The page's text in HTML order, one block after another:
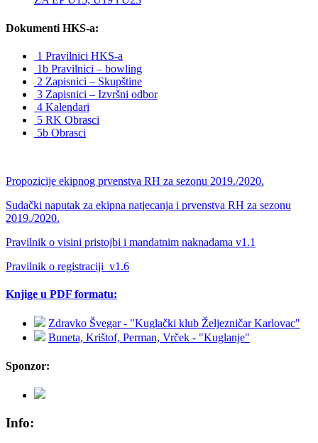
Dokumenti HKS-a:
1 Pravilnici HKS-a
1b Pravilnici – bowling
2 Zapisnici – Skupštine
3 Zapisnici – Izvršni odbor
4 Kalendari
5 RK Obrasci
5b Obrasci
Propozicije ekipnog prvenstva RH za sezonu 2019./2020.
Sudački naputak za ekipna natjecanja i prvenstva RH za sezonu
2019./2020.
Pravilnik o visini pristojbi i mandatnim naknadama v1.1
Pravilnik o registraciji_v1.6
Knjige u PDF formatu:
Zdravko Švegar - "Kuglački klub Željezničar Karlovac"
Buneta, Krištof, Perman, Vrček - "Kuglanje"
Sponzor:
Info: